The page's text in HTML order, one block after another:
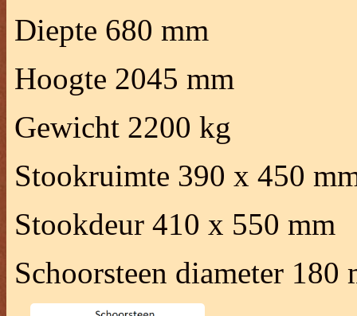
Diepte 680 mm
Hoogte 2045 mm
Gewicht 2200 kg
Stookruimte 390 x 450
Stookdeur 410 x 550 mm
Schoorsteen diameter 180